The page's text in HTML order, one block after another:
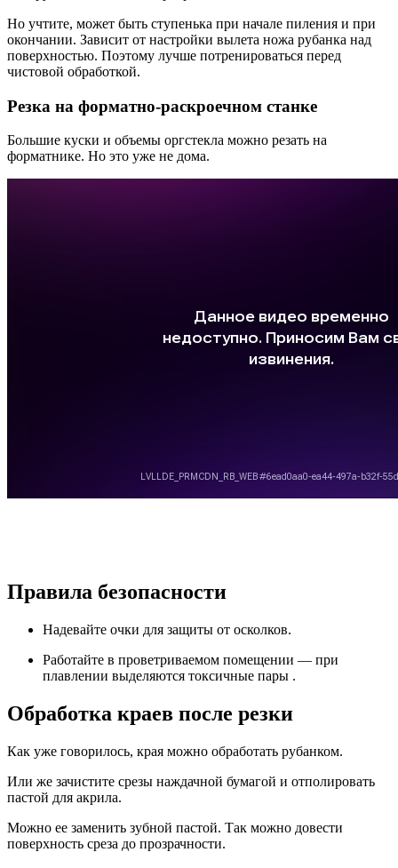
Но учтите, может быть ступенька при начале пиления и при
окончании. Зависит от настройки вылета ножа рубанка над
поверхностью. Поэтому лучше потренироваться перед
чистовой обработкой.
Резка на форматно-раскроечном станке
Большие куски и объемы оргстекла можно резать на
форматнике. Но это уже не дома.
Правила безопасности
Надевайте очки для защиты от осколков.
Работайте в проветриваемом помещении — при
плавлении выделяются токсичные пары .
Обработка краев после резки
Как уже говорилось, края можно обработать рубанком.
Или же зачистите срезы наждачной бумагой и отполировать
пастой для акрила.
Можно ее заменить зубной пастой. Так можно довести
поверхность среза до прозрачности.